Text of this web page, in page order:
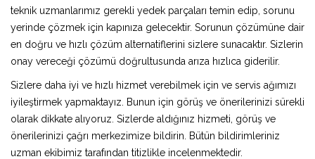
teknik uzmanlarımız gerekli yedek parçaları temin edip, sorunu
yerinde çözmek için kapınıza gelecektir. Sorunun çözümüne dair
en doğru ve hızlı çözüm alternatiflerini sizlere sunacaktır. Sizlerin
onay vereceği çözümü doğrultusunda arıza hızlıca giderilir.
Sizlere daha iyi ve hızlı hizmet verebilmek için ve servis ağımızı
iyileştirmek yapmaktayız. Bunun için görüş ve önerilerinizi sürekli
olarak dikkate alıyoruz. Sizlerde aldığınız hizmeti, görüş ve
önerilerinizi çağrı merkezimize bildirin. Bütün bildirimleriniz
uzman ekibimiz tarafından titizlikle incelenmektedir.